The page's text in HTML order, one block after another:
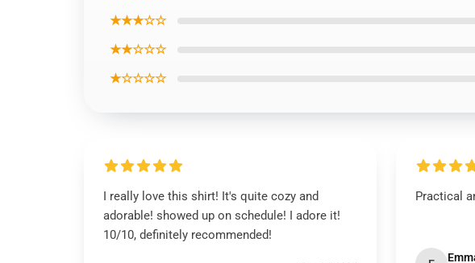
★★★☆☆
★★☆☆☆
★☆☆☆☆
I really love this shirt! It's quite cozy and
adorable! showed up on schedule! I adore it!
10/10, definitely recommended!
Practical